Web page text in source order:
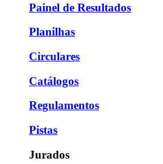
Painel de Resultados
Planilhas
Circulares
Catálogos
Regulamentos
Pistas
Jurados